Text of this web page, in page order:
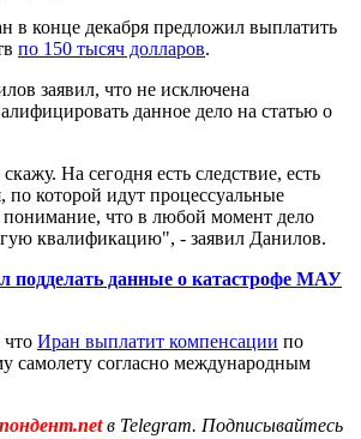
в конце декабря предложил выплатить
по 150 тысяч долларов.
заявил, что не исключена
данное дело на статью о
На сегодня есть следствие, есть
по которой идут процессуальные
что в любой момент дело
квалификацию", - заявил Данилов.
подделать данные о катастрофе МАУ
Иран выплатит компенсации по
самолету согласно международным
в Telegram. Подписывайтесь